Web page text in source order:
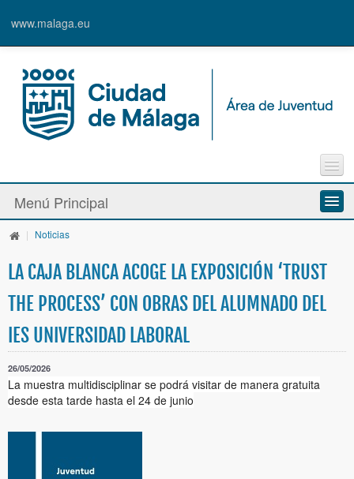
www.malaga.eu
Agenda
Contacto
Alta de Usuari@
Menú Principal
Información y Recursos
Actividades y Programas
La Caja Blanca
Ayudas y Premios
| Noticias
LA CAJA BLANCA ACOGE LA EXPOSICIÓN ‘TRUST
THE PROCESS’ CON OBRAS DEL ALUMNADO DEL
IES UNIVERSIDAD LABORAL
26/05/2026
La muestra multidisciplinar se podrá visitar de manera gratuita
desde esta tarde hasta el 24 de junio